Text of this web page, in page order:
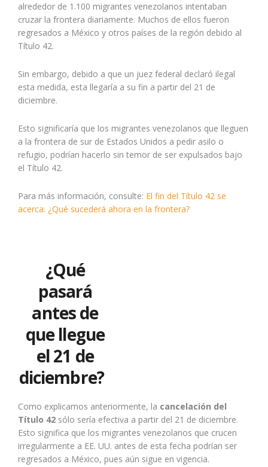
alrededor de 1.100 migrantes venezolanos intentaban
cruzar la frontera diariamente. Muchos de ellos fueron
regresados a México y otros países de la región debido al
Título 42.
Sin embargo, debido a que un juez federal declaró ilegal
esta medida, esta llegaría a su fin a partir del 21 de
diciembre.
Esto significaría que los migrantes venezolanos que lleguen
a la frontera de sur de Estados Unidos a pedir asilo o
refugio, podrían hacerlo sin temor de ser expulsados bajo
el Título 42.
Para más información, consulte: El fin del Título 42 se
acerca: ¿Qué sucederá ahora en la frontera?
¿Qué
pasará
antes de
que llegue
el 21 de
diciembre?
Como explicamos anteriormente, la cancelación del
Título 42 sólo sería efectiva a partir del 21 de diciembre.
Esto significa que los migrantes venezolanos que crucen
irregularmente a EE. UU. antes de esta fecha podrían ser
regresados a México, pues aún sigue en vigencia.